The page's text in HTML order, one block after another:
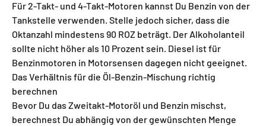
Für 2-Takt- und 4-Takt-Motoren kannst Du Benzin von der
Tankstelle verwenden. Stelle jedoch sicher, dass die
Oktanzahl mindestens 90 ROZ beträgt. Der Alkoholanteil
sollte nicht höher als 10 Prozent sein. Diesel ist für
Benzinmotoren in Motorsensen dagegen nicht geeignet.
Das Verhältnis für die Öl-Benzin-Mischung richtig
berechnen
Bevor Du das Zweitakt-Motoröl und Benzin mischst,
berechnest Du abhängig von der gewünschten Menge